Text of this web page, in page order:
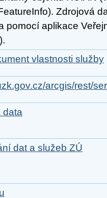
Zdrojová
pomocí aplikace
vlastnosti služby
arcgis/rest/
data
dat a služeb ZÚ